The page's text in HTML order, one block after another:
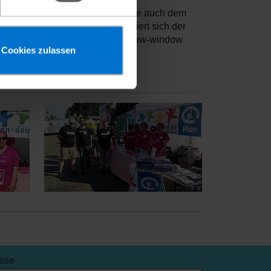
Cookies zulassen
entgehen lassen möchte, sollte auch dem
Abseits der Laufstrecke engagiert sich der
charity external-link-new-window